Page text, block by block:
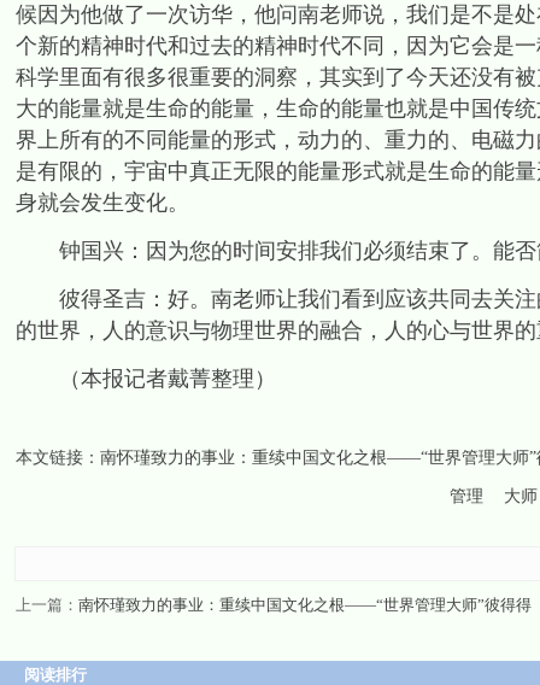
候因为他做了一次访华，他问南老师说，我们是不是
个新的精神时代和过去的精神时代不同，因为它会是
科学里面有很多很重要的洞察，其实到了今天还没有
大的能量就是生命的能量，生命的能量也就是中国传
界上所有的不同能量的形式，动力的、重力的、电磁
是有限的，宇宙中真正无限的能量形式就是生命的能
身就会发生变化。
钟国兴：因为您的时间安排我们必须结束了。能否
彼得圣吉：好。南老师让我们看到应该共同去关注
的世界，人的意识与物理世界的融合，人的心与世界
（本报记者戴菁整理）
本文链接： 南怀瑾致力的事业：重续中国文化之根——“世界管理大师”
管理 大师
上一篇： 南怀瑾致力的事业：重续中国文化之根——“世界管理大师”彼得得
阅读排行